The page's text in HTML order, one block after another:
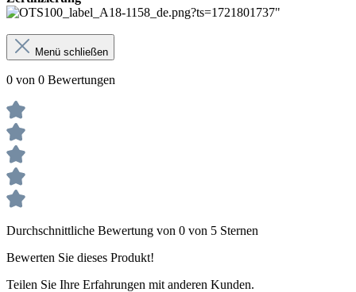
Menü schließen
0 von 0 Bewertungen
Durchschnittliche Bewertung von 0 von 5 Sternen
Bewerten Sie dieses Produkt!
Teilen Sie Ihre Erfahrungen mit anderen Kunden.